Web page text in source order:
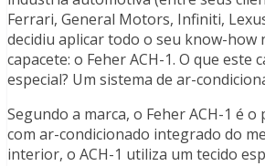
Ferrari, General Motors, Infiniti,
decidiu aplicar todo o seu know-how
capacete: o Feher ACH-1. O que este
especial? Um sistema de ar-
Segundo a marca, o Feher ACH-1 é
com ar-condicionado integrado do
interior, o ACH-1 utiliza um tecido